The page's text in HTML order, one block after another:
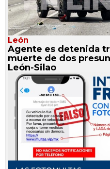
León
Agente es detenida
muerte de dos
León-Silao